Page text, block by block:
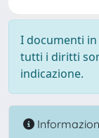
I documenti
tutti i diritti
indicazione.